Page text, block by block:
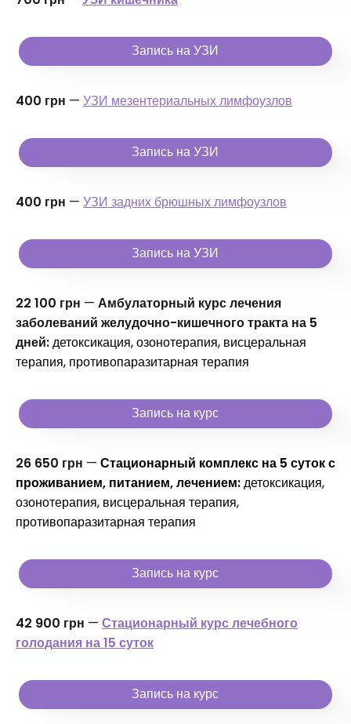
Запись на УЗИ
400 грн — УЗИ мезентериальных лимфоузлов
Запись на УЗИ
400 грн — УЗИ задних брюшных лимфоузлов
Запись на УЗИ
22 100 грн — Амбулаторный курс лечения
заболеваний желудочно-кишечного тракта на 5
дней:детоксикация, озонотерапия, висцеральная
терапия, противопаразитарная терапия
Запись на курс
26 650 грн — Стационарный комплекс на 5 суток с
проживанием, питанием, лечением:детоксикация,
озонотерапия, висцеральная терапия,
противопаразитарная терапия
Запись на курс
42 900 грн — Стационарный курс лечебного
голодания на 15 суток
Запись на курс